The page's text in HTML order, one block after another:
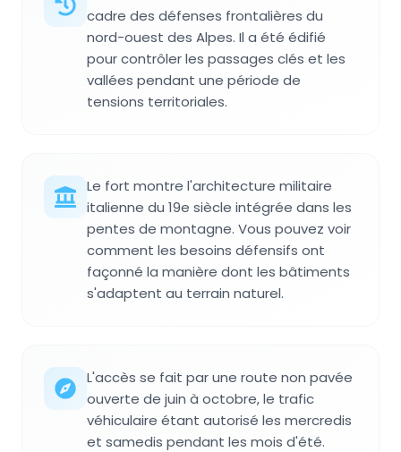
cadre des défenses frontalières du
nord-ouest des Alpes. Il a été édifié
pour contrôler les passages clés et les
vallées pendant une période de
tensions territoriales.
Le fort montre l'architecture militaire
italienne du 19e siècle intégrée dans les
pentes de montagne. Vous pouvez voir
comment les besoins défensifs ont
façonné la manière dont les bâtiments
s'adaptent au terrain naturel.
L'accès se fait par une route non pavée
ouverte de juin à octobre, le trafic
véhiculaire étant autorisé les mercredis
et samedis pendant les mois d'été.